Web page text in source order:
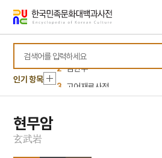
바로가기
바로가기
검색어
인기 항목
10 정약용
1 순천 선암사 동종
2 임한주
4 김예몽
현무암
玄武岩